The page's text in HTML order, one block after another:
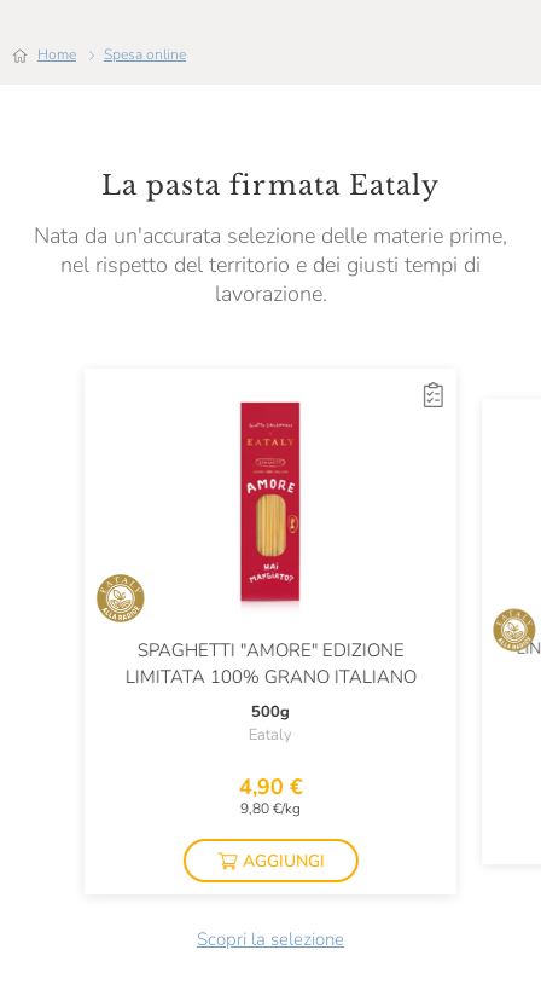
Home Spesa online
La pasta firmata Eataly
Nata da un'accurata selezione delle materie prime,
nel rispetto del territorio e dei giusti tempi di
lavorazione.
SPAGHETTI "AMORE" EDIZIONE
LIMITATA 100% GRANO ITALIANO
500g
Eataly
4,90 €
9,80 €/kg
AGGIUNGI
Scopri la selezione